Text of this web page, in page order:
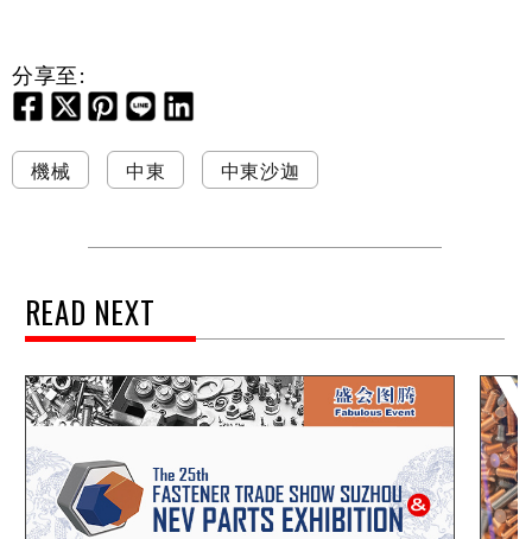
分享至:
機械 中東 中東沙迦
READ NEXT